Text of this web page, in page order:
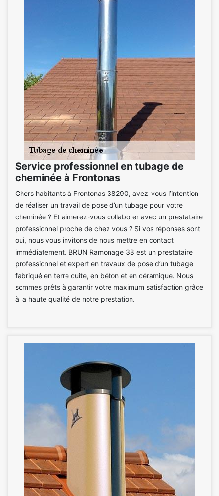
Service professionnel en tubage de
cheminée à Frontonas
Chers habitants à Frontonas 38290, avez-vous l’intention
de réaliser un travail de pose d’un tubage pour votre
cheminée ? Et aimerez-vous collaborer avec un prestataire
professionnel proche de chez vous ? Si vos réponses sont
oui, nous vous invitons de nous mettre en contact
immédiatement. BRUN Ramonage 38 est un prestataire
professionnel et expert en travaux de pose d’un tubage
fabriqué en terre cuite, en béton et en céramique. Nous
sommes prêts à garantir votre maximum satisfaction grâce
à la haute qualité de notre prestation.